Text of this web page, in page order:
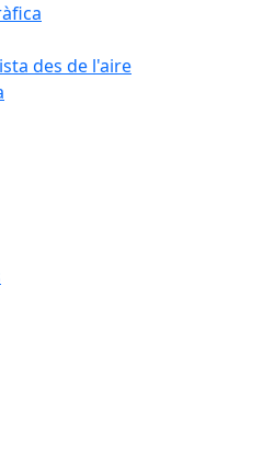
des de l'aire